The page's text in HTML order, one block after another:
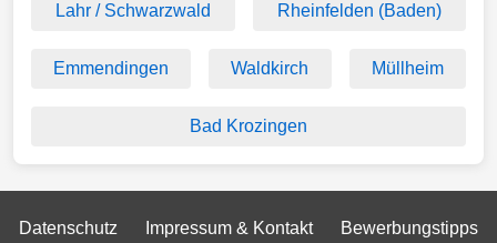
Lahr / Schwarzwald Rheinfelden (Baden)
Emmendingen Waldkirch Müllheim
Bad Krozingen
Datenschutz Impressum & Kontakt Bewerbungstipps